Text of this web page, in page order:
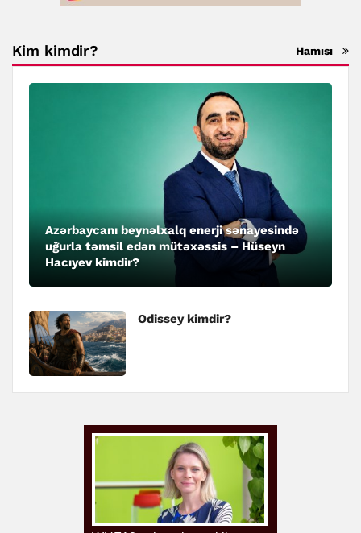
Kim kimdir? Hamısı
Azərbaycanı beynəlxalq enerji sənayesində
uğurla təmsil edən mütəxəssis – Hüseyn
Hacıyev kimdir?
Odissey kimdir?